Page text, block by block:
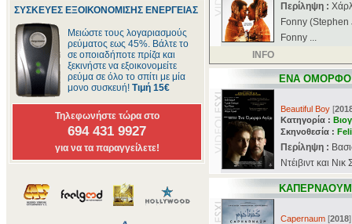
ΣΥΣΚΕΥΕΣ ΕΞΟΙΚΟΝΟΜΙΣΗΣ ΕΝΕΡΓΕΙΑΣ
Μειώστε τους λογαριασμούς
ρεύματος εως 45%. Βάλτε το
σε οποιαδήποτε πρίζα και
ξεκινήστε να εξοικονομείτε
ρεύμα σε όλο το σπίτι με μία
μονο συσκευή! Τιμή 15€
Τηλεφωνήστε τώρα στο
694 431 9927
για να τα παραγγείλετε!
Περίληψη :
Fonny (Stephen
Fonny ...
INFO
ΕΝΑ ΟΜΟΡΦΟ
Beautiful Boy [
Κατηγορία :
Σκηνοθεσία :
Περίληψη :
Ντέιβιντ και
ΚΑΠΕΡΝΑΟΥΜ
Capernaum [2018]